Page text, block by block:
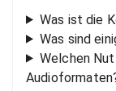
Was ist die
Was sind
Welchen